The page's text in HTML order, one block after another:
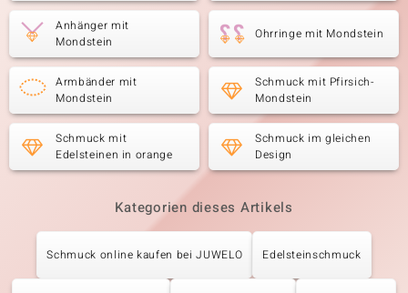
Anhänger mit
Mondstein
Ohrringe mit Mondstein
Armbänder mit
Mondstein
Schmuck mit Pfirsich-
Mondstein
Schmuck mit
Edelsteinen in orange
Schmuck im gleichen
Design
Kategorien dieses Artikels
Schmuck online kaufen bei JUWELO Edelsteinschmuck